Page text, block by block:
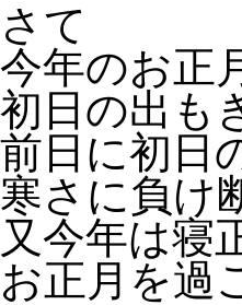
さて
今年のお正
初日の出も
前日に初日
寒さに負け
又今年は寝
お正月を過